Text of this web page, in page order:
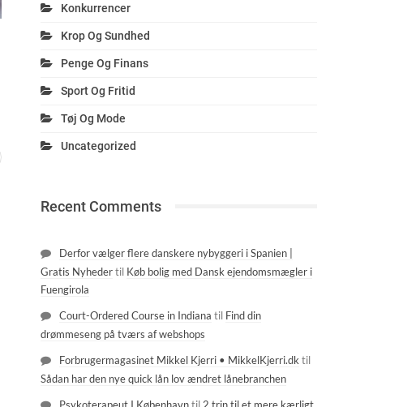
Konkurrencer
Krop Og Sundhed
Penge Og Finans
Sport Og Fritid
Tøj Og Mode
Uncategorized
Recent Comments
Derfor vælger flere danskere nybyggeri i Spanien |
Gratis Nyhedertil Køb bolig med Dansk ejendomsmægler i
Fuengirola
Court-Ordered Course in Indiana til Find din
drømmeseng på tværs af webshops
Forbrugermagasinet Mikkel Kjerri • MikkelKjerri.dktil
Sådan har den nye quick lån lov ændret lånebranchen